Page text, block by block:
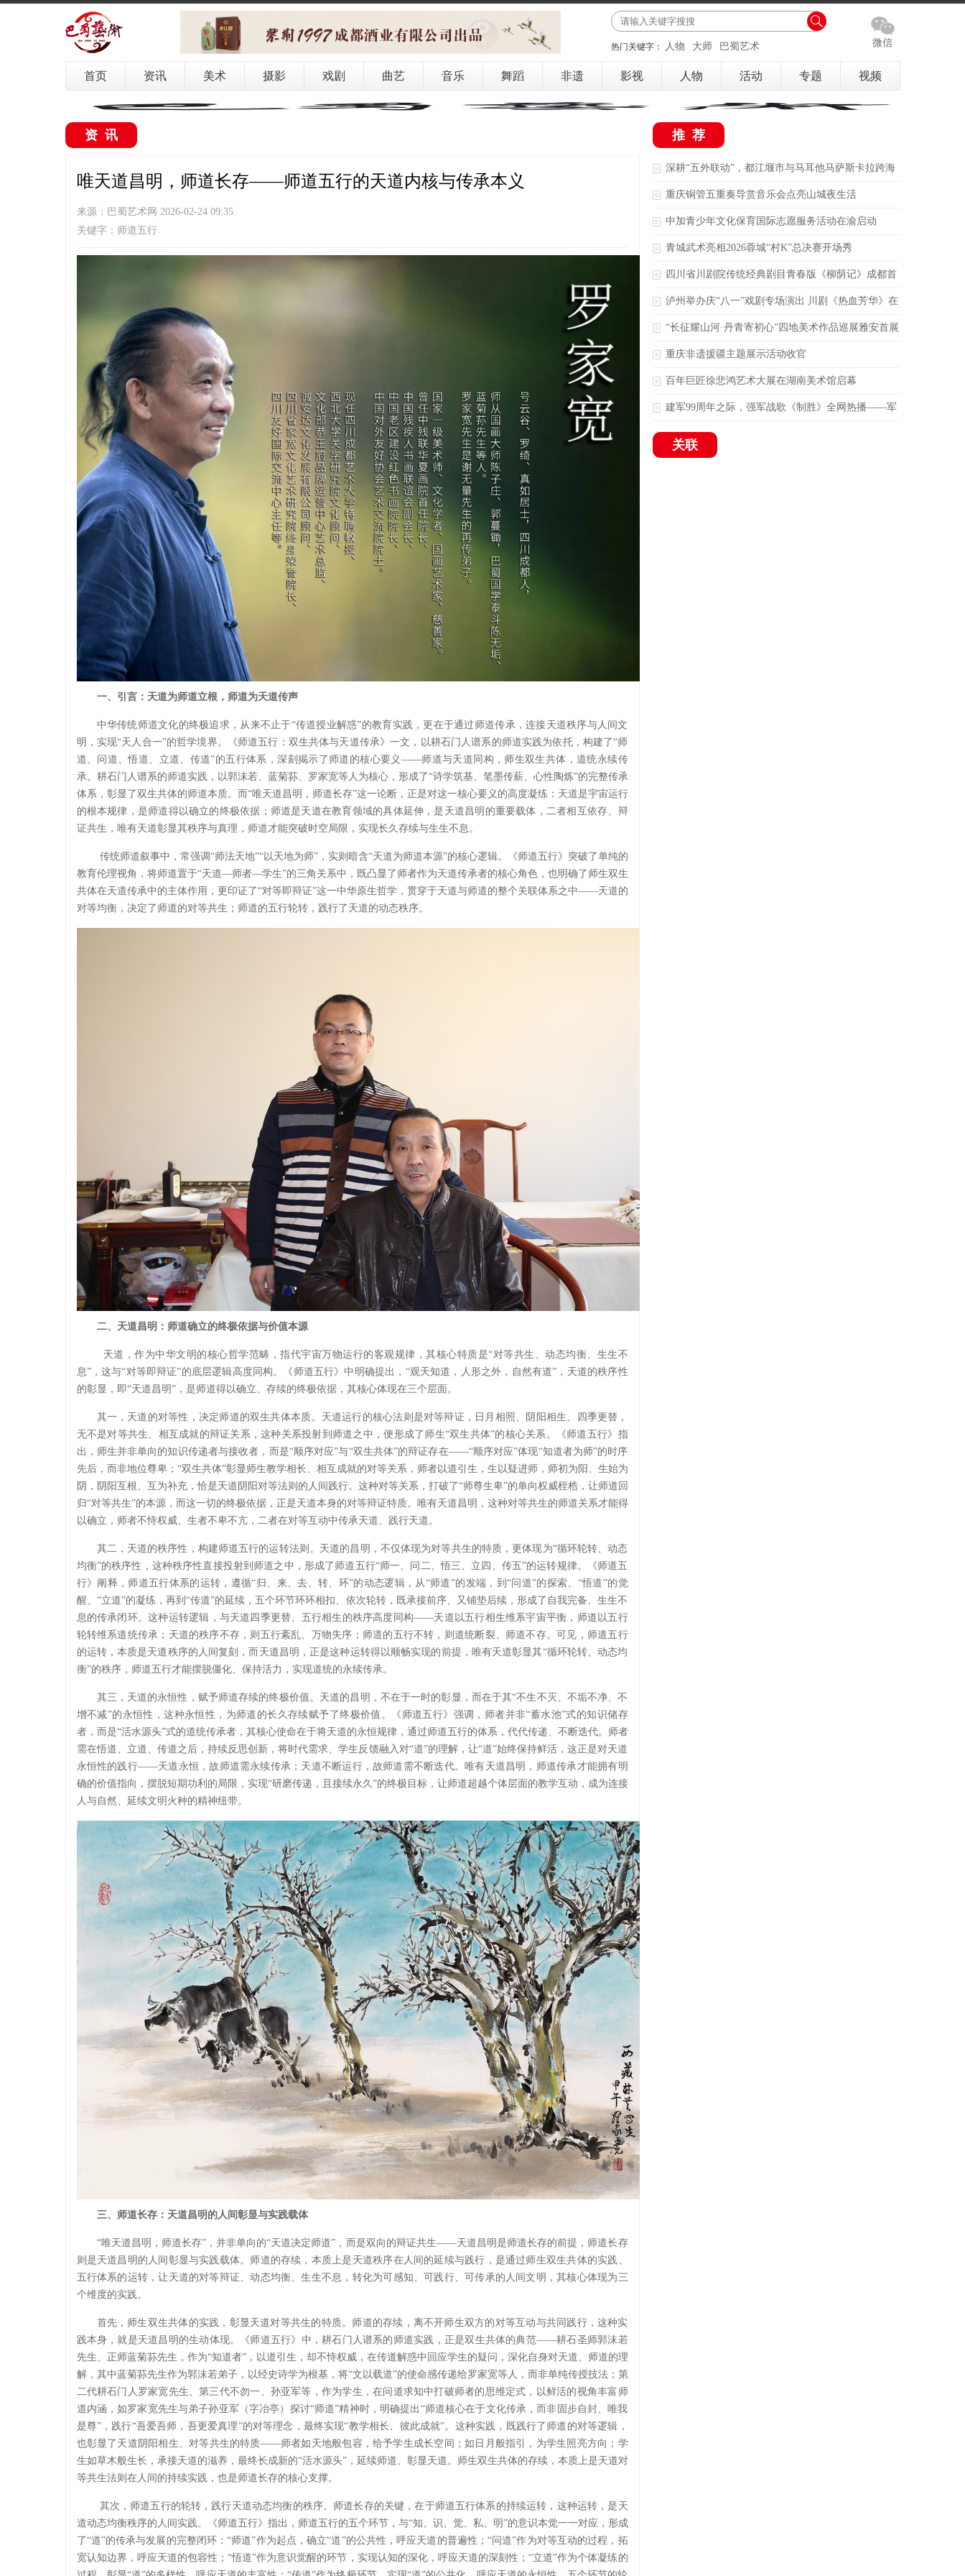
热门关键字： 人物 大师 巴蜀艺术 微信
首页 资讯 美术 摄影 戏剧 曲艺 音乐 舞蹈 非遗 影视 人物 活动 专题 视频
资讯
唯天道昌明，师道长存——师道五行的天道内核与传承本义
来源：巴蜀艺术网 2026-02-24 09:35
关键字：师道五行
一、引言：天道为师道立根，师道为天道传声
中华传统师道文化的终极追求，从来不止于“传道授业解惑”的教育实践，更在于通过师道传承，连接天道秩序与人间文
明，实现“天人合一”的哲学境界。《师道五行：双生共体与天道传承》一文，以耕石门人谱系的师道实践为依托，构建了“师
道、问道、悟道、立道、传道”的五行体系，深刻揭示了师道的核心要义——师道与天道同构，师生双生共体，道统永续传
承。耕石门人谱系的师道实践，以郭沫若、蓝菊荪、罗家宽等人为核心，形成了“诗学筑基、笔墨传薪、心性陶炼”的完整传承
体系，彰显了双生共体的师道本质。而“唯天道昌明，师道长存”这一论断，正是对这一核心要义的高度凝练：天道是宇宙运行
的根本规律，是师道得以确立的终极依据；师道是天道在教育领域的具体延伸，是天道昌明的重要载体，二者相互依存、辩
证共生，唯有天道彰显其秩序与真理，师道才能突破时空局限，实现长久存续与生生不息。
传统师道叙事中，常强调“师法天地”“以天地为师”，实则暗含“天道为师道本源”的核心逻辑。《师道五行》突破了单纯的
教育伦理视角，将师道置于“天道—师者—学生”的三角关系中，既凸显了师者作为天道传承者的核心角色，也明确了师生双生
共体在天道传承中的主体作用，更印证了“对等即辩证”这一中华原生哲学，贯穿于天道与师道的整个关联体系之中——天道的
对等均衡，决定了师道的对等共生；师道的五行轮转，践行了天道的动态秩序。
二、天道昌明：师道确立的终极依据与价值本源
天道，作为中华文明的核心哲学范畴，指代宇宙万物运行的客观规律，其核心特质是“对等共生、动态均衡、生生不
息”，这与“对等即辩证”的底层逻辑高度同构。《师道五行》中明确提出，“观天知道，人形之外，自然有道”，天道的秩序性
的彰显，即“天道昌明”，是师道得以确立、存续的终极依据，其核心体现在三个层面。
其一，天道的对等性，决定师道的双生共体本质。天道运行的核心法则是对等辩证，日月相照、阴阳相生、四季更替，
无不是对等共生、相互成就的辩证关系，这种关系投射到师道之中，便形成了师生“双生共体”的核心关系。《师道五行》指
出，师生并非单向的知识传递者与接收者，而是“顺序对应”与“双生共体”的辩证存在——“顺序对应”体现“知道者为师”的时序
先后，而非地位尊卑；“双生共体”彰显师生教学相长、相互成就的对等关系，师者以道引生，生以疑进师，师初为阳、生始为
阴，阴阳互根、互为补充，恰是天道阴阳对等法则的人间践行。这种对等关系，打破了“师尊生卑”的单向权威桎梏，让师道回
归“对等共生”的本源，而这一切的终极依据，正是天道本身的对等辩证特质。唯有天道昌明，这种对等共生的师道关系才能得
以确立，师者不恃权威、生者不卑不亢，二者在对等互动中传承天道、践行天道。
其二，天道的秩序性，构建师道五行的运转法则。天道的昌明，不仅体现为对等共生的特质，更体现为“循环轮转、动态
均衡”的秩序性，这种秩序性直接投射到师道之中，形成了师道五行“师一、问二、悟三、立四、传五”的运转规律。《师道五
行》阐释，师道五行体系的运转，遵循“归、来、去、转、环”的动态逻辑，从“师道”的发端，到“问道”的探索、“悟道”的觉
醒、“立道”的凝练，再到“传道”的延续，五个环节环环相扣、依次轮转，既承接前序、又铺垫后续，形成了自我完备、生生不
息的传承闭环。这种运转逻辑，与天道四季更替、五行相生的秩序高度同构——天道以五行相生维系宇宙平衡，师道以五行
轮转维系道统传承；天道的秩序不存，则五行紊乱、万物失序；师道的五行不转，则道统断裂、师道不存。可见，师道五行
的运转，本质是天道秩序的人间复刻，而天道昌明，正是这种运转得以顺畅实现的前提，唯有天道彰显其“循环轮转、动态均
衡”的秩序，师道五行才能摆脱僵化、保持活力，实现道统的永续传承。
其三，天道的永恒性，赋予师道存续的终极价值。天道的昌明，不在于一时的彰显，而在于其“不生不灭、不垢不净、不
增不减”的永恒性，这种永恒性，为师道的长久存续赋予了终极价值。《师道五行》强调，师者并非“蓄水池”式的知识储存
者，而是“活水源头”式的道统传承者，其核心使命在于将天道的永恒规律，通过师道五行的体系，代代传递、不断迭代。师者
需在悟道、立道、传道之后，持续反思创新，将时代需求、学生反馈融入对“道”的理解，让“道”始终保持鲜活，这正是对天道
永恒性的践行——天道永恒，故师道需永续传承；天道不断运行，故师道需不断迭代。唯有天道昌明，师道传承才能拥有明
确的价值指向，摆脱短期功利的局限，实现“研磨传递，且接续永久”的终极目标，让师道超越个体层面的教学互动，成为连接
人与自然、延续文明火种的精神纽带。
三、师道长存：天道昌明的人间彰显与实践载体
“唯天道昌明，师道长存”，并非单向的“天道决定师道”，而是双向的辩证共生——天道昌明是师道长存的前提，师道长存
则是天道昌明的人间彰显与实践载体。师道的存续，本质上是天道秩序在人间的延续与践行，是通过师生双生共体的实践、
五行体系的运转，让天道的对等辩证、动态均衡、生生不息，转化为可感知、可践行、可传承的人间文明，其核心体现为三
个维度的实践。
首先，师生双生共体的实践，彰显天道对等共生的特质。师道的存续，离不开师生双方的对等互动与共同践行，这种实
践本身，就是天道昌明的生动体现。《师道五行》中，耕石门人谱系的师道实践，正是双生共体的典范——耕石圣师郭沫若
先生、正师蓝菊荪先生，作为“知道者”，以道引生，却不恃权威，在传道解惑中回应学生的疑问，深化自身对天道、师道的理
解，其中蓝菊荪先生作为郭沫若弟子，以经史诗学为根基，将“文以载道”的使命感传递给罗家宽等人，而非单纯传授技法；第
二代耕石门人罗家宽先生、第三代不勿一、孙亚军等，作为学生，在问道求知中打破师者的思维定式，以鲜活的视角丰富师
道内涵，如罗家宽先生与弟子孙亚军（字冶亭）探讨“师道”精神时，明确提出“师道核心在于文化传承，而非固步自封、唯我
是尊”，践行“吾爱吾师，吾更爱真理”的对等理念，最终实现“教学相长、彼此成就”。这种实践，既践行了师道的对等逻辑，
也彰显了天道阴阳相生、对等共生的特质——师者如天地般包容，给予学生成长空间；如日月般指引，为学生照亮方向；学
生如草木般生长，承接天道的滋养，最终长成新的“活水源头”，延续师道、彰显天道。师生双生共体的存续，本质上是天道对
等共生法则在人间的持续实践，也是师道长存的核心支撑。
其次，师道五行的轮转，践行天道动态均衡的秩序。师道长存的关键，在于师道五行体系的持续运转，这种运转，是天
道动态均衡秩序的人间实践。《师道五行》指出，师道五行的五个环节，与“知、识、觉、私、明”的意识本觉一一对应，形成
了“道”的传承与发展的完整闭环：“师道”作为起点，确立“道”的公共性，呼应天道的普遍性；“问道”作为对等互动的过程，拓
宽认知边界，呼应天道的包容性；“悟道”作为意识觉醒的环节，实现认知的深化，呼应天道的深刻性；“立道”作为个体凝练的
推荐
深耕“五外联动”，都江堰市与马耳他马萨斯卡拉跨海
结缘
重庆铜管五重奏导赏音乐会点亮山城夜生活
中加青少年文化保育国际志愿服务活动在渝启动
青城武术亮相2026蓉城“村K”总决赛开场秀
四川省川剧院传统经典剧目青春版《柳荫记》成都首
演
泸州举办庆“八一”戏剧专场演出 川剧《热血芳华》在
江阳艺术宫上演
“长征耀山河·丹青寄初心”四地美术作品巡展雅安首展
启幕
重庆非遗援疆主题展示活动收官
百年巨匠徐悲鸿艺术大展在湖南美术馆启幕
建军99周年之际，强军战歌《制胜》全网热播——军
歌不能只写勇敢，还要写出智慧和胜战能力
关联